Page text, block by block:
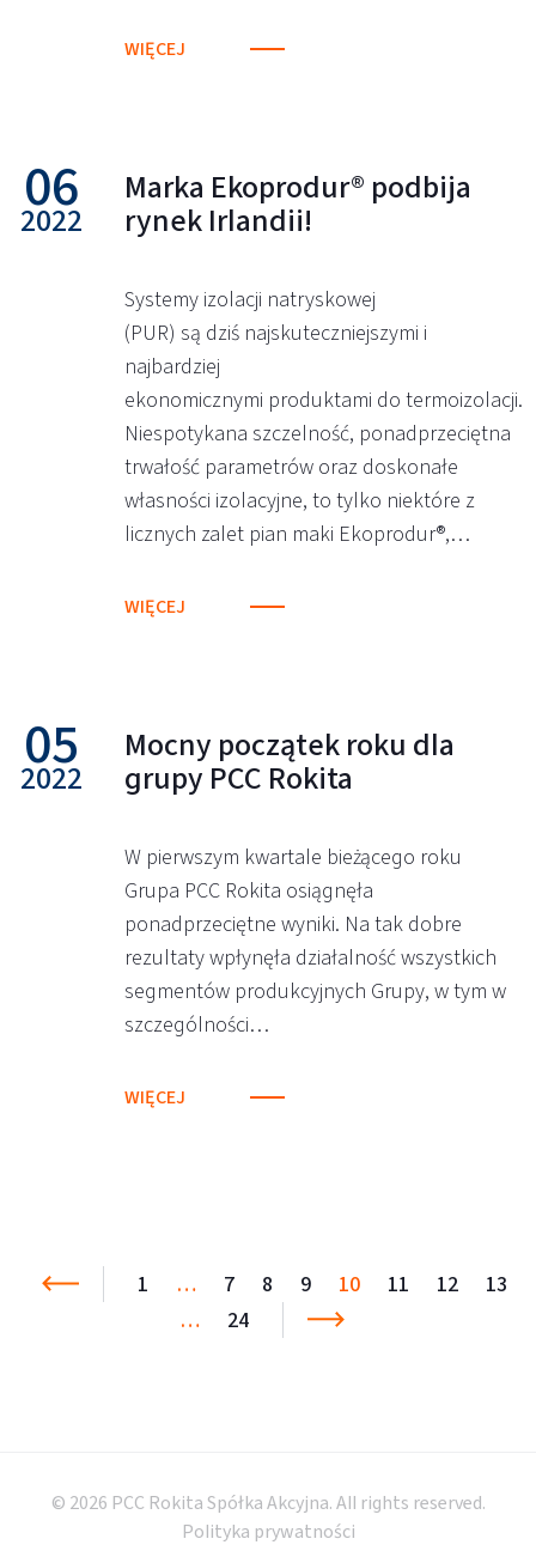
WIĘCEJ
06
2022
Marka Ekoprodur® podbija
rynek Irlandii!
Systemy izolacji natryskowej
(PUR) są dziś najskuteczniejszymi i
najbardziej
ekonomicznymi produktami do termoizolacji.
Niespotykana szczelność, ponadprzeciętna
trwałość parametrów oraz doskonałe
własności izolacyjne, to tylko niektóre z
licznych zalet pian maki Ekoprodur®,…
WIĘCEJ
05
2022
Mocny początek roku dla
grupy PCC Rokita
W pierwszym kwartale bieżącego roku
Grupa PCC Rokita osiągnęła
ponadprzeciętne wyniki. Na tak dobre
rezultaty wpłynęła działalność wszystkich
segmentów produkcyjnych Grupy, w tym w
szczególności…
WIĘCEJ
1 … 7 8 9 10 11 12
13
…
24
© 2026 PCC Rokita Spółka Akcyjna. All rights reserved.
Polityka prywatności